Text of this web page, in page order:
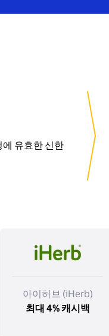
에 유효한 신한
아이허브 (iHerb)
최대 4% 캐시백